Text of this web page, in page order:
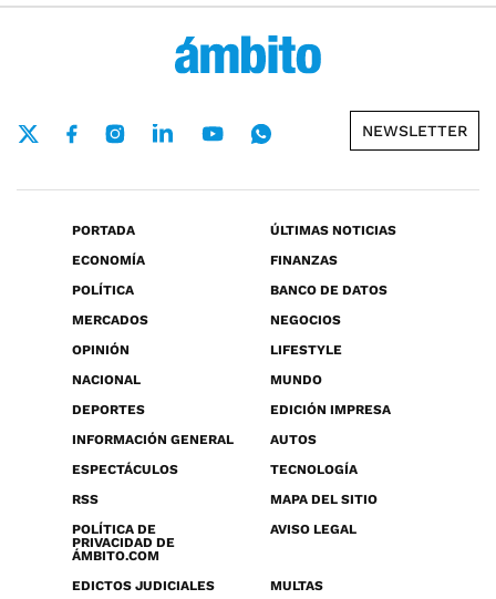
NEWSLETTER
PORTADA
ÚLTIMAS NOTICIAS
ECONOMÍA
FINANZAS
POLÍTICA
BANCO DE DATOS
MERCADOS
NEGOCIOS
OPINIÓN
LIFESTYLE
NACIONAL
MUNDO
DEPORTES
EDICIÓN IMPRESA
INFORMACIÓN GENERAL
AUTOS
ESPECTÁCULOS
TECNOLOGÍA
RSS
MAPA DEL SITIO
POLÍTICA DE
PRIVACIDAD DE
ÁMBITO.COM
AVISO LEGAL
EDICTOS JUDICIALES
MULTAS